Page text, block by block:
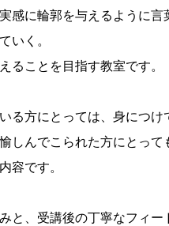
感に輪郭を与えるように
いく。
ることを目指す教室です。
る方にとっては、身につ
しんでこられた方にとって
容です。
と、受講後の丁寧なフィ